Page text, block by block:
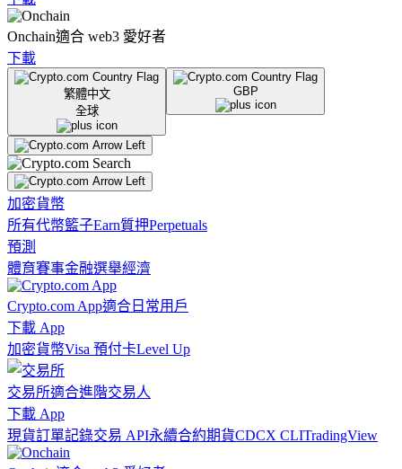
Onchain適合 web3 愛好者
下載
繁體中文
全球
GBP
加密貨幣
所有代幣籃子Earn質押Perpetuals
預測
體育賽事金融選舉經濟
Crypto.com App適合日常用戶
下載 App
加密貨幣Visa 預付卡Level Up
交易所適合進階交易人
下載 App
現貨訂單記錄交易 API永續合約期貨CDCX CLITradingView